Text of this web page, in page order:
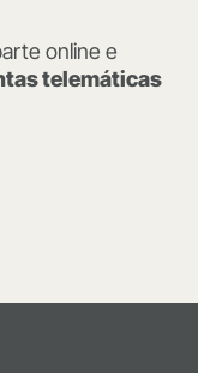
online e
telemáticas